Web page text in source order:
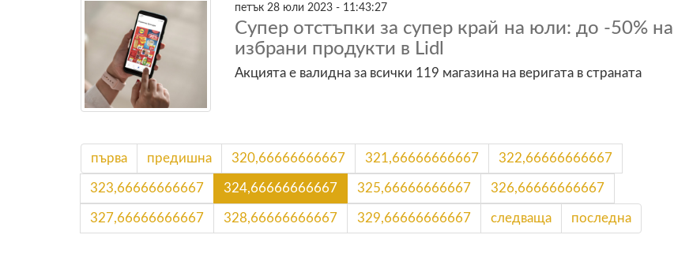
петък 28 юли 2023 - 11:43:27
Супер отстъпки за супер край на юли: до -50% на
избрани продукти в Lidl
Акцията е валидна за всички 119 магазина на веригата в страната
първа предишна 320,66666666667 321,66666666667 322,66666666667
323,66666666667 324,66666666667 325,66666666667 326,66666666667
327,66666666667 328,66666666667 329,66666666667 следваща последна